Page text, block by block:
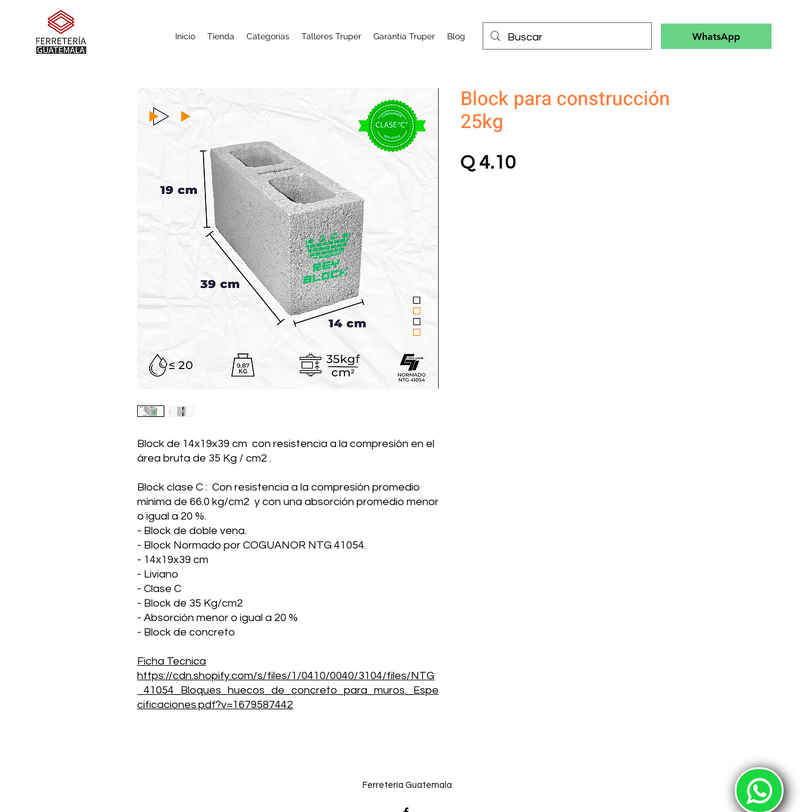
Inicio Tienda Categorías Talleres Truper Garantía Truper Blog WhatsApp
Block de 14x19x39 cm con resistencia a la compresión en el
área bruta de 35 Kg / cm2 .
Block clase C : Con resistencia a la compresión promedio
mínima de 66.0 kg/cm2 y con una absorción promedio menor
o igual a 20 %.
- Block de doble vena.
- Block Normado por COGUANOR NTG 41054.
- 14x19x39 cm
- Liviano
- Clase C
- Block de 35 Kg/cm2
- Absorción menor o igual a 20 %
- Block de concreto
Ficha Tecnica
https://cdn.shopify.com/s/files/1/0410/0040/3104/files/NTG
_41054_Bloques_huecos_de_concreto_para_muros._Espe
cificaciones.pdf?v=1679587442
Block para construcción
25kg
Q 4.10Precio
Ferretería Guatemala